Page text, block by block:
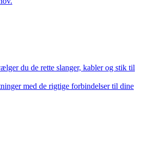
du de rette slanger, kabler og stik til
med de rigtige forbindelser til dine